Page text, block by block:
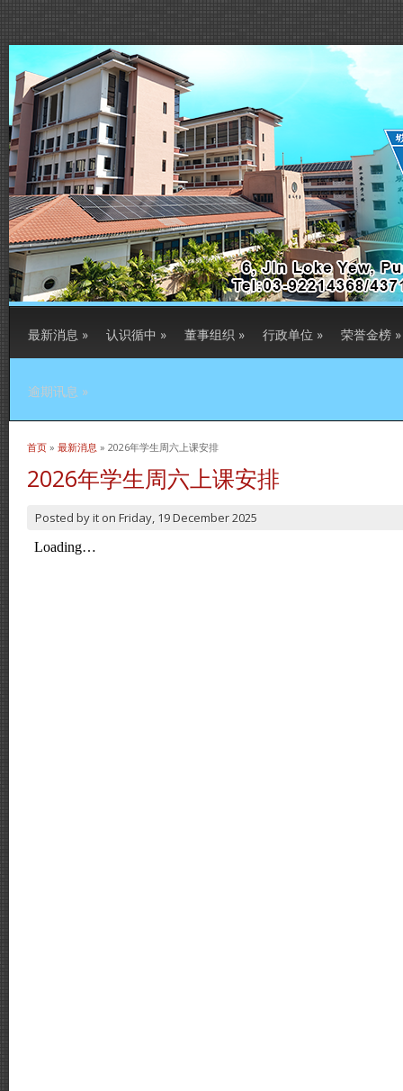
最新消息 » 认识循中 » 董事组织 » 行政单位 » 荣誉金榜 »
逾期讯息 »
当前位置
首页 » 最新消息 » 2026年学生周六上课安排
2026年学生周六上课安排
Posted byit on Friday, 19 December 2025